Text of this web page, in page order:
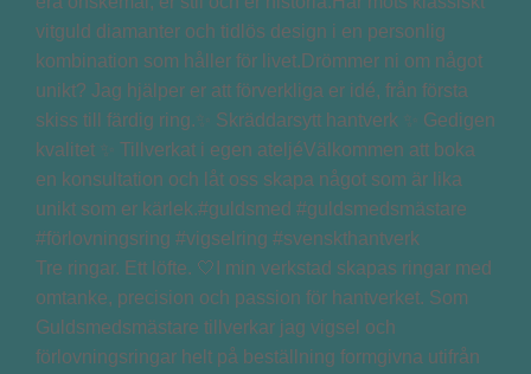
Tre ringar. Ett löfte. 🤍I min verkstad skapas ringar med
omtanke, precision och passion för hantverket. Som
Guldsmedsmästare tillverkar jag vigsel och
förlovningsringar helt på beställning formgivna utifrån